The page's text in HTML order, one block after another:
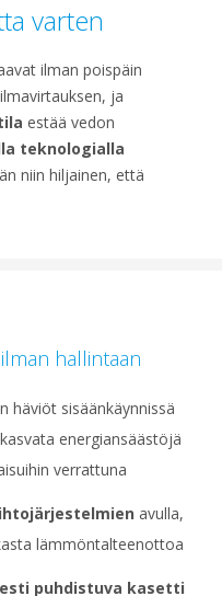
varten
ilman poispäin
ja
estää vedon
teknologialla
niin hiljainen, että
hallintaan
häviöt sisäänkäynnissä
energiansäästöjä
verrattuna
avulla,
lämmöntalteenottoa
puhdistuva kasetti